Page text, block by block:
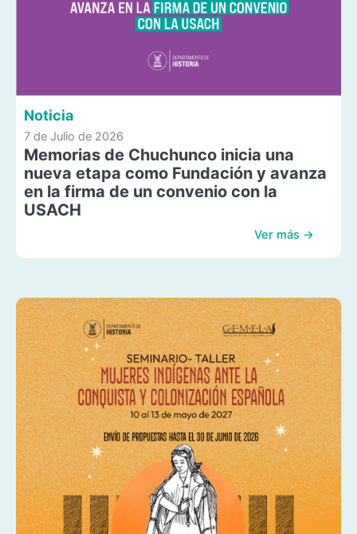
Noticia
7 de Julio de 2026
Memorias de Chuchunco inicia una
nueva etapa como Fundación y avanza
en la firma de un convenio con la
USACH
Ver más →